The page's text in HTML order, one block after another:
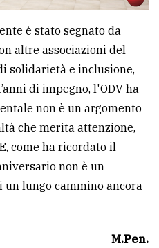
è stato segnato da
altre associazioni del
solidarietà e inclusione,
di impegno, l'ODV ha
non è un argomento
che merita attenzione,
come ha ricordato il
non è un
un lungo cammino ancora
M.Pen.